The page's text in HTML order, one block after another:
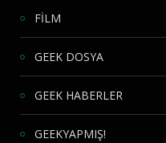
FİLM
GEEK DOSYA
GEEK HABERLER
GEEKYAPMIŞ!